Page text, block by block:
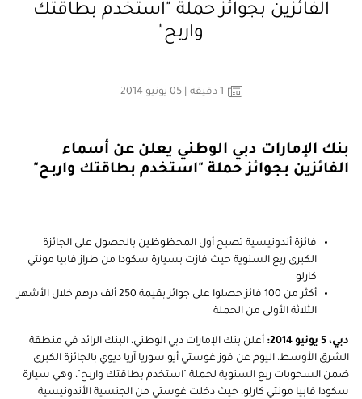
الفائزين بجوائز حملة "استخدم بطاقتك
واربح"
1 دقيقة | 05 يونيو 2014
بنك الإمارات دبي الوطني يعلن عن أسماء
الفائزين بجوائز حملة "استخدم بطاقتك واربح"
فائزة أندونيسية تصبح أول المحظوظين بالحصول على الجائزة
الكبرى ربع السنوية حيث فازت بسيارة سكودا من طراز فابيا مونتي
كارلو
أكثر من 100 فائز حصلوا على جوائز بقيمة 250 ألف درهم خلال الأشهر
الثلاثة الأولى من الحملة
دبي، 5 يونيو 2014:
أعلن بنك الإمارات دبي الوطني، البنك الرائد في منطقة
الشرق الأوسط، اليوم عن فوز غوستي أيو سوريا آريا ديوي بالجائزة الكبرى
ضمن السحوبات ربع السنوية لحملة "استخدم بطاقتك واربح"، وهي سيارة
سكودا فابيا مونتي كارلو، حيث دخلت غوستي من الجنسية الأندونيسية